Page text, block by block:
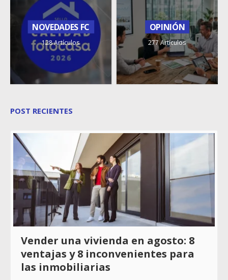
NOVEDADES FC
128 Artículos
OPINIÓN
277 Artículos
POST RECIENTES
Vender una vivienda en agosto: 8
ventajas y 8 inconvenientes para
las inmobiliarias